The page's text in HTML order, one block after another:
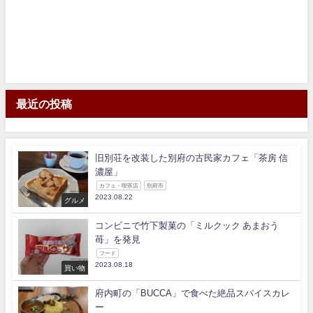
最近の投稿
グルメ
旧別荘を改装した別府の古民家カフェ「茶房 信
濃屋」
カフェ・喫茶店 別府市
2023.08.22
買い物
コンビニで竹下製菓の「ミルクック あまおう
苺」を発見
フード
2023.08.18
府内町の「BUCCA」で食べた絶品スパイスカレ
ー